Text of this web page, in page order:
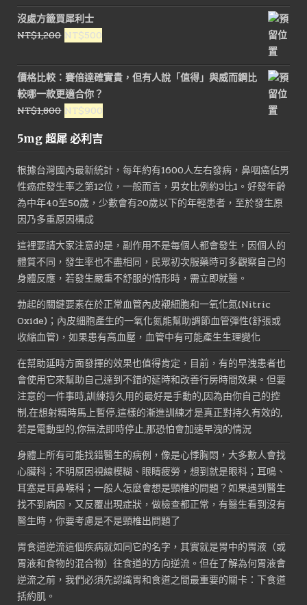
價
格：
NT$1,500。
價
格：
NT$800。
沒處方籤買犀利士
NT$1,200 原
價
格：
NT$1,200。
NT$500
價
格：
NT$500。
價格比較：賽倍達確實貴，但有人說「值得」與威而鋼比
較哪一款更適合你？
NT$1,800 原
價
NT$1,800。
NT$900
NT$900。
5mg 超犀 必利吉
根據台灣國內最新統計，每年約有1600人左右發病，鼻咽癌佔男
性癌症發生率之第12位，一般而言，男女比例約3比1。好發年齡
為中年40至50歲，少數會有20歲以下的年輕患者，至於發生原
因乃多重原因構成
這裡要請大家注意的是，副作用不是每個人都會發生，因個人的
體質不同，發生率也不盡相同，民眾初次服藥時可多觀察自己的
身體反應，若發生嚴重不舒服的情形時，需立即就醫。
勃起的關鍵要素在於正常血管內皮襯細胞和一氧化氮(Nitric
Oxide)；內皮細胞產生的一氧化氮能幫助調節血管彈性(舒張或
收縮血管)，如果患有高血壓，血管中有可能產生生理變化
在幫助延時方面發揮的效果也值得肯定，目前，有的早洩患者也
會使用它來幫助自己達到不錯的延時和改善行房時間效果。但要
注意的一件事時,訓練持久用的最好是手動的,因為由你自己的控
制,在想射精時馬上暫停,這樣的漸進訓練才是真正對持久有效的,
若是電動型的,你無法即時停止,那恐怕會加速早洩的情況
身體上所有可能找錯醫生的病例，像是心悸胸悶，大多數人會找
心臟科；不明原因視線模糊、眼睛疲勞，想到就是眼科；耳鳴、
耳塞是耳鼻喉科；一般人怎麼會想是頸椎的問題？如果遇到醫生
找不到病因，又反覆出現症狀，做檢查都正常，有醫生看到沒有
醫生時，你要考慮是不是頸椎出問題了
胃食道逆流這個疾病就如同它的名字，其實就是胃中的胃液（或
胃液和食物的混合物）往食道的方向逆流。但在了解為何胃液會
逆流之前，我們必須先認識胃和食道之間最重要的關卡：下食道
括約肌。